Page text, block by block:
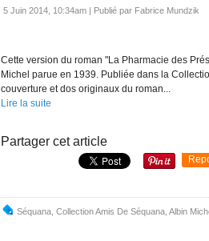
5 Juin 2014, 10:34am | Publié par Fabrice Mundzik
Cette version du roman "La Pharmacie des
Michel parue en 1939. Publiée dans la
couverture et dos originaux du roman...
Lire la suite
Partager cet article
Séquana Collection Amis De Séquana Albin